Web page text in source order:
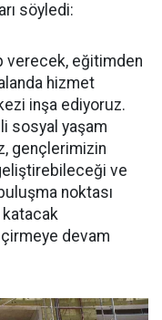
söyledi:
verecek, eğitimden
hizmet
inşa ediyoruz.
sosyal yaşam
gençlerimizin
ve
noktası
katacak
devam